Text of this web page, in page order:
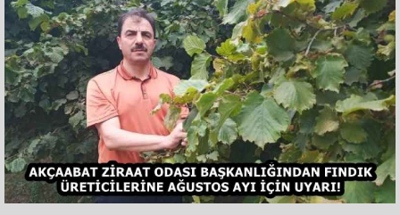
ÜRETİCİLERİNE AĞUSTOS AYI İÇİN UYARI!